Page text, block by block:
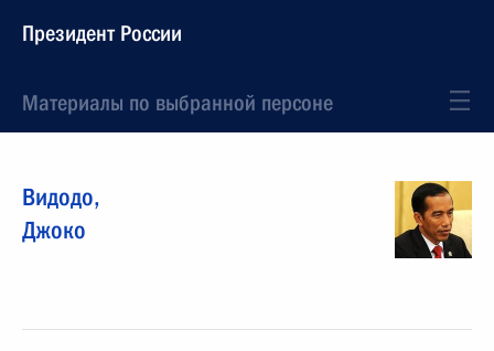
Президент России
Материалы по выбранной персоне
Видодо,
Джоко